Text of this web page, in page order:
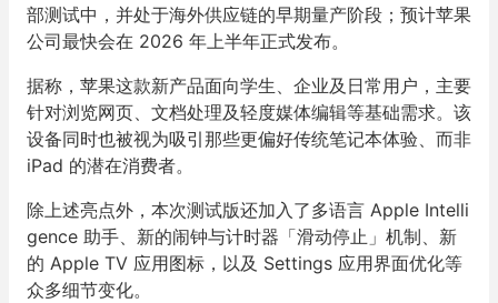
部测试中，并处于海外供应链的早期量产阶段；预计苹果
公司最快会在 2026 年上半年正式发布。
据称，苹果这款新产品面向学生、企业及日常用户，主要
针对浏览网页、文档处理及轻度媒体编辑等基础需求。该
设备同时也被视为吸引那些更偏好传统笔记本体验、而非
iPad 的潜在消费者。
除上述亮点外，本次测试版还加入了多语言 Apple Intelli
gence 助手、新的闹钟与计时器「滑动停止」机制、新
的 Apple TV 应用图标，以及 Settings 应用界面优化等
众多细节变化。